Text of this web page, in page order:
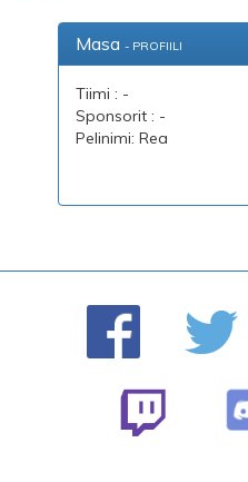
Masa - PROFIILI
Tiimi : -
Sponsorit : -
Pelinimi: Rea